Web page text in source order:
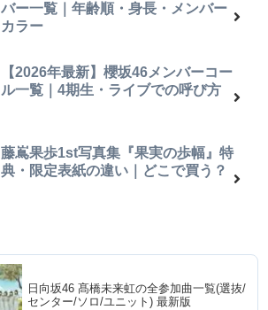
バー一覧｜年齢順・身長・メンバー
カラー
【2026年最新】櫻坂46メンバーコー
ル一覧｜4期生・ライブでの呼び方
藤嶌果歩1st写真集『果実の歩幅』特
典・限定表紙の違い｜どこで買う？
日向坂46 髙橋未来虹の全参加曲一覧(選抜/
センター/ソロ/ユニット) 最新版